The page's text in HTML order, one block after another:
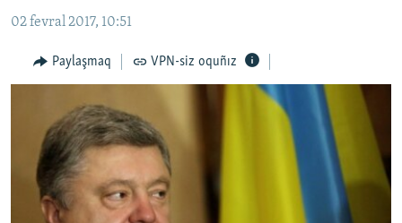
Qıdıruvğa
MEDENİYET
İNSAN AQLARI
SÜRET
BLOGLAR
FİKİR
02 fevral 2017, 10:51
Paylaşmaq VPN-siz oquñız